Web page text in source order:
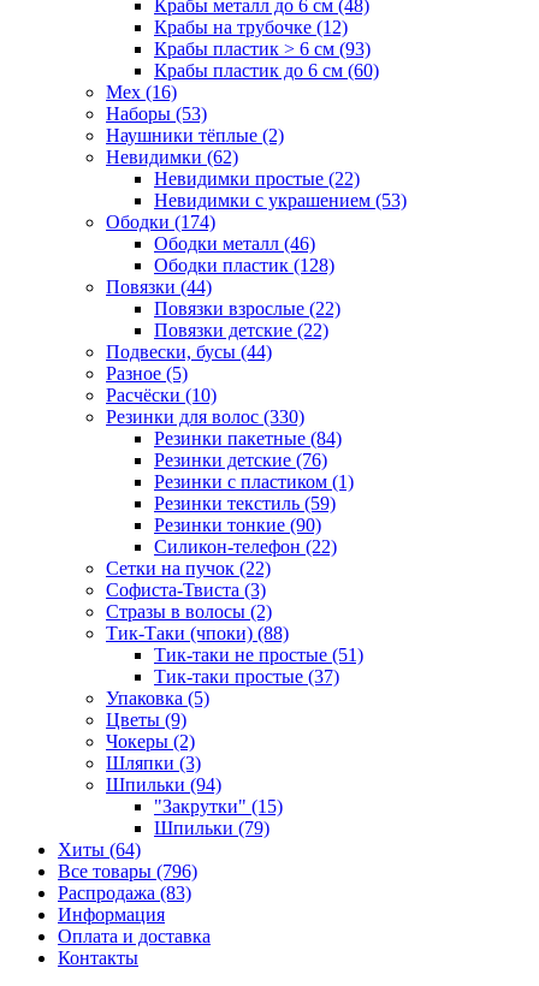
Крабы металл до 6 см (48)
Крабы на трубочке (12)
Крабы пластик > 6 см (93)
Крабы пластик до 6 см (60)
Мех (16)
Наборы (53)
Наушники тёплые (2)
Невидимки (62)
Невидимки простые (22)
Невидимки с украшением (53)
Ободки (174)
Ободки металл (46)
Ободки пластик (128)
Повязки (44)
Повязки взрослые (22)
Повязки детские (22)
Подвески, бусы (44)
Разное (5)
Расчёски (10)
Резинки для волос (330)
Резинки пакетные (84)
Резинки детские (76)
Резинки с пластиком (1)
Резинки текстиль (59)
Резинки тонкие (90)
Силикон-телефон (22)
Сетки на пучок (22)
Софиста-Твиста (3)
Стразы в волосы (2)
Тик-Таки (чпоки) (88)
Тик-таки не простые (51)
Тик-таки простые (37)
Упаковка (5)
Цветы (9)
Чокеры (2)
Шляпки (3)
Шпильки (94)
"Закрутки" (15)
Шпильки (79)
Хиты (64)
Все товары (796)
Распродажа (83)
Информация
Оплата и доставка
Контакты